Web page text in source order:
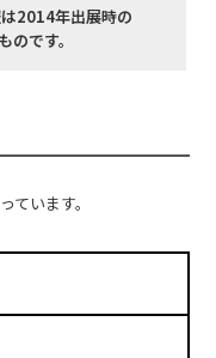
2014年出展時の
ものです。
ています。